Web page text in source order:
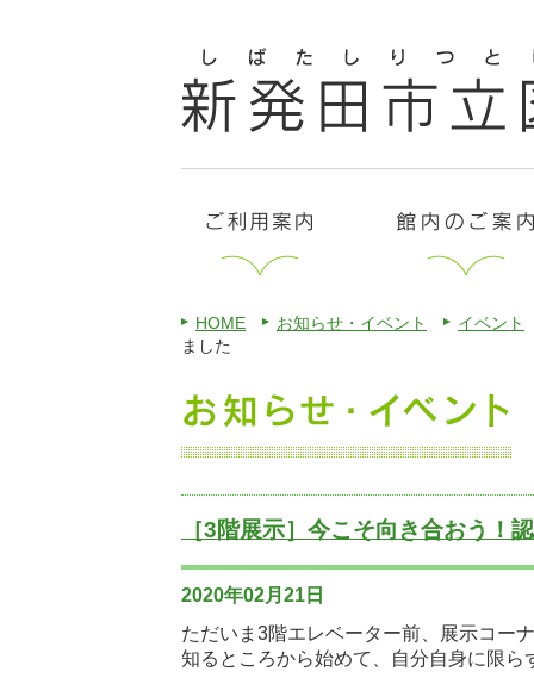
HOME お知らせ・イベント
イベント
ました
［3階展示］今こそ向き合おう！
2020年02月21日
ただいま3階エレベーター前、展示コー
知るところから始めて、自分自身に限